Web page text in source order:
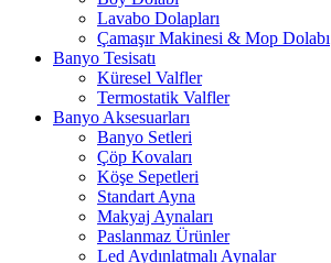
Lavabo Dolapları
Çamaşır Makinesi & Mop Dolabı
Banyo Tesisatı
Küresel Valfler
Termostatik Valfler
Banyo Aksesuarları
Banyo Setleri
Çöp Kovaları
Köşe Sepetleri
Standart Ayna
Makyaj Aynaları
Paslanmaz Ürünler
Led Aydınlatmalı Aynalar